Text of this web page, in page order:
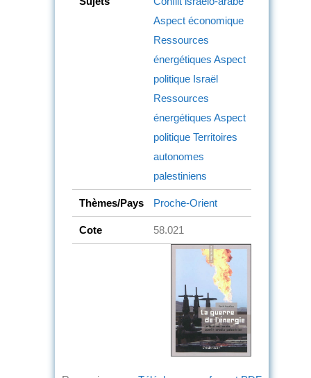
Aspect économique
Ressources
énergétiques Aspect
politique Israël
Ressources
énergétiques Aspect
politique Territoires
autonomes
palestiniens
Thèmes/Pays Proche-Orient
Cote 58.021